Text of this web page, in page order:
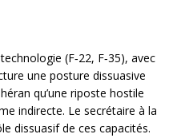
(F‑22, F‑35), avec
une posture dissuasive
qu’une riposte hostile
indirecte. Le secrétaire à la
dissuasif de ces capacités.